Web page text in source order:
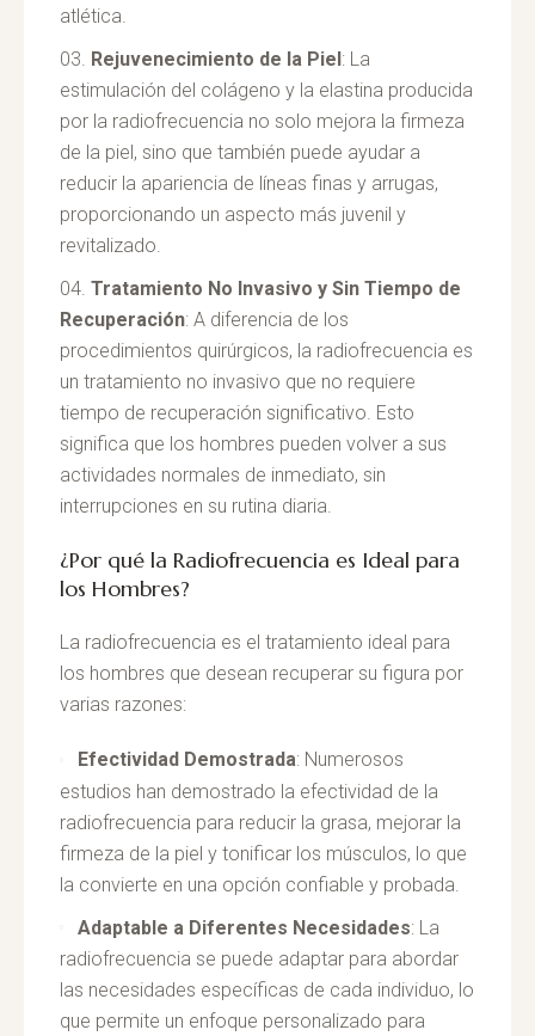
atlética.
Rejuvenecimiento de la Piel: La
estimulación del colágeno y la elastina producida
por la radiofrecuencia no solo mejora la firmeza
de la piel, sino que también puede ayudar a
reducir la apariencia de líneas finas y arrugas,
proporcionando un aspecto más juvenil y
revitalizado.
Tratamiento No Invasivo y Sin Tiempo de
Recuperación: A diferencia de los
procedimientos quirúrgicos, la radiofrecuencia es
un tratamiento no invasivo que no requiere
tiempo de recuperación significativo. Esto
significa que los hombres pueden volver a sus
actividades normales de inmediato, sin
interrupciones en su rutina diaria.
¿Por qué la Radiofrecuencia es Ideal para
los Hombres?
La radiofrecuencia es el tratamiento ideal para
los hombres que desean recuperar su figura por
varias razones:
Efectividad Demostrada: Numerosos
estudios han demostrado la efectividad de la
radiofrecuencia para reducir la grasa, mejorar la
firmeza de la piel y tonificar los músculos, lo que
la convierte en una opción confiable y probada.
Adaptable a Diferentes Necesidades: La
radiofrecuencia se puede adaptar para abordar
las necesidades específicas de cada individuo, lo
que permite un enfoque personalizado para